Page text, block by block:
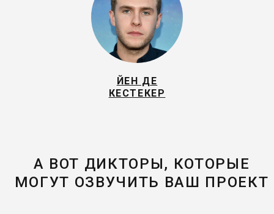
ЙЕН ДЕ
КЕСТЕКЕР
А ВОТ ДИКТОРЫ, КОТОРЫЕ
МОГУТ ОЗВУЧИТЬ ВАШ ПРОЕКТ